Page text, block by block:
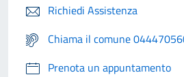
Richiedi Assistenza
Chiama il comune
Prenota un appuntamento